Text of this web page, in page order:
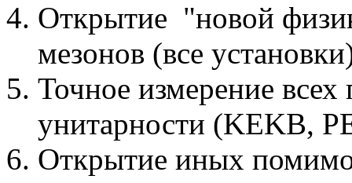
Открытие "новой
мезонов (все
Точное измерение всех
унитарности (KEKB,
Открытие иных